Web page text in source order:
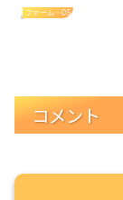
ファーム・OS
コメント